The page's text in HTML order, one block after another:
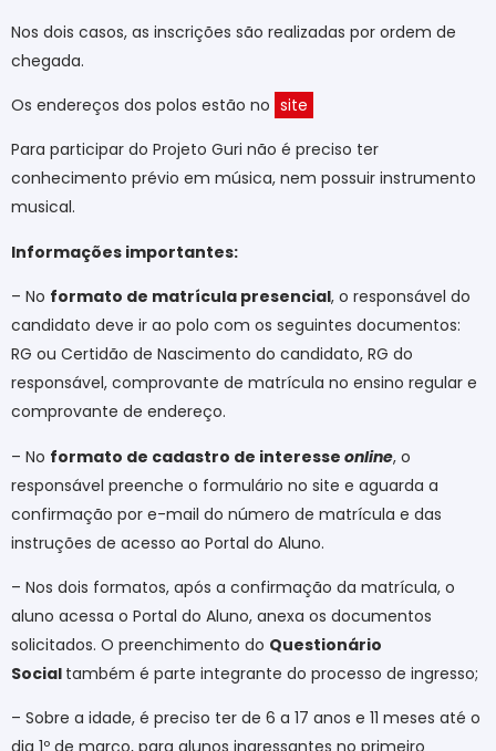
Nos dois casos, as inscrições são realizadas por ordem de
chegada.
Os endereços dos polos estão no site
Para participar do Projeto Guri não é preciso ter
conhecimento prévio em música, nem possuir instrumento
musical.
Informações importantes:
– No formato de matrícula presencial, o responsável do
candidato deve ir ao polo com os seguintes documentos:
RG ou Certidão de Nascimento do candidato, RG do
responsável, comprovante de matrícula no ensino regular e
comprovante de endereço.
– No formato de cadastro de interesse online, o
responsável preenche o formulário no site e aguarda a
confirmação por e-mail do número de matrícula e das
instruções de acesso ao Portal do Aluno.
– Nos dois formatos, após a confirmação da matrícula, o
aluno acessa o Portal do Aluno, anexa os documentos
solicitados. O preenchimento do Questionário
Social também é parte integrante do processo de ingresso;
– Sobre a idade, é preciso ter de 6 a 17 anos e 11 meses até o